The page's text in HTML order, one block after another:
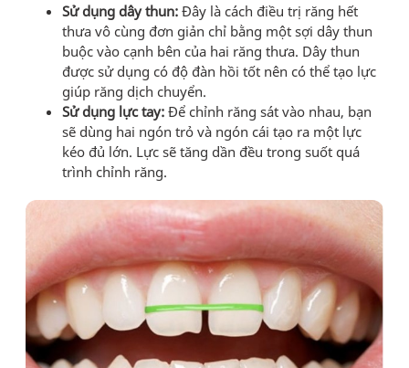
Sử dụng dây thun:Đây là cách điều trị răng hết
thưa vô cùng đơn giản chỉ bằng một sợi dây thun
buộc vào cạnh bên của hai răng thưa. Dây thun
được sử dụng có độ đàn hồi tốt nên có thể tạo lực
giúp răng dịch chuyển.
Sử dụng lực tay:Để chỉnh răng sát vào nhau, bạn
sẽ dùng hai ngón trỏ và ngón cái tạo ra một lực
kéo đủ lớn. Lực sẽ tăng dần đều trong suốt quá
trình chỉnh răng.